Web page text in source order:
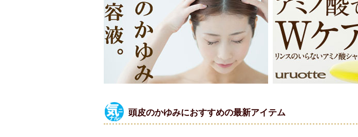
頭皮のかゆみにおすすめの最新アイテム